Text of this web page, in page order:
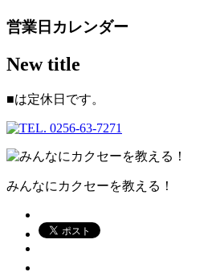
営業日カレンダー
New title
■は定休日です。
みんなにカクセーを教える！